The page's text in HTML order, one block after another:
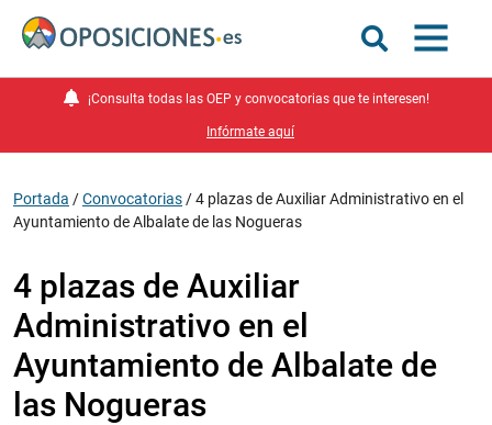
¡Consulta todas las OEP y convocatorias que te interesen!
Infórmate aquí
Portada /Convocatorias /4 plazas de Auxiliar Administrativo en el
Ayuntamiento de Albalate de las Nogueras
4 plazas de Auxiliar
Administrativo en el
Ayuntamiento de Albalate de
las Nogueras